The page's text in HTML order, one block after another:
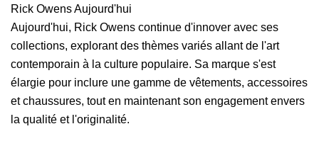
Rick Owens Aujourd'hui
Aujourd'hui, Rick Owens continue d'innover avec ses
collections, explorant des thèmes variés allant de l'art
contemporain à la culture populaire. Sa marque s'est
élargie pour inclure une gamme de vêtements, accessoires
et chaussures, tout en maintenant son engagement envers
la qualité et l'originalité.